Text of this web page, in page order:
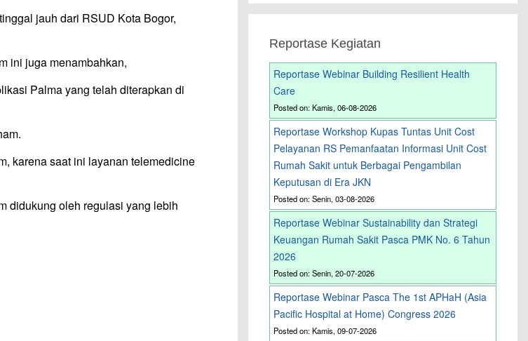
jauh dari RSUD Kota Bogor,
ini juga menambahkan,
Palma yang telah diterapkan di
karena saat ini layanan telemedicine
didukung oleh regulasi yang lebih
Reportase Kegiatan
Reportase Webinar Building Resilient Health
Care
Posted on: Kamis, 06-08-2026
Reportase Workshop Kupas Tuntas Unit Cost
Pelayanan RS Pemanfaatan Informasi Unit Cost
Rumah Sakit untuk Berbagai Pengambilan
Keputusan di Era JKN
Posted on: Senin, 03-08-2026
Reportase Webinar Sustainability dan Strategi
Keuangan Rumah Sakit Pasca PMK No. 6 Tahun
2026
Posted on: Senin, 20-07-2026
Reportase Webinar Pasca The 1st APHaH (Asia
Pacific Hospital at Home) Congress 2026
Posted on: Kamis, 09-07-2026